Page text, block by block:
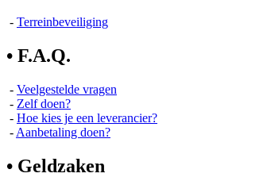
- Terreinbeveiliging
• F.A.Q.
- Veelgestelde vragen
- Zelf doen?
- Hoe kies je een leverancier?
- Aanbetaling doen?
• Geldzaken